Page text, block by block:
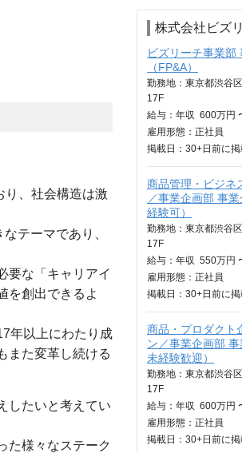
り、社会構造は激
テーマであり、
要な「キャリアイ
を創出できるよ
年以上にわたり成
また変革し続ける
したいと考えてい
た様々なステーク
株式会社ビズ
ビズリーチ事業部
（FP&A）
勤務地：東京都渋谷
17F
給与： 年収 600万円
雇用形態：正社員
掲載日： 30+日 前に
商品管理・ビジネ
／事業企画部 事
経験可）
勤務地：東京都渋谷
17F
給与： 年収 550万円
雇用形態：正社員
掲載日： 30+日 前に
商品・プロダクト
ン／事業企画部
未経験歓迎）
勤務地：東京都渋谷
17F
給与： 年収 600万円
雇用形態：正社員
掲載日： 30+日 前に